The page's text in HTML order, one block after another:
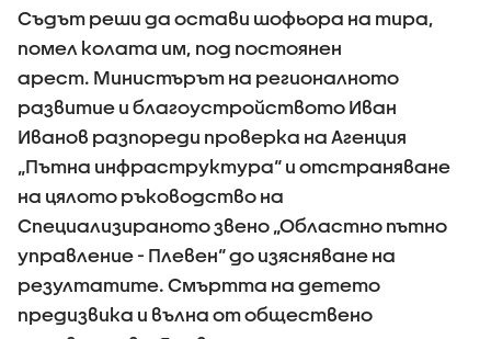
Съдът реши да остави шофьора на тира,
помел колата им, под постоянен
арест. Министърът на регионалното
развитие и благоустройството Иван
Иванов разпореди проверка на Агенция
„Пътна инфраструктура“ и отстраняване
на цялото ръководство на
Специализираното звено „Областно пътно
управление - Плевен“ до изясняване на
резултатите. Смъртта на детето
предизвика и вълна от обществено